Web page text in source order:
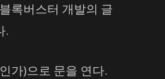
록버스터 개발의 글
.
가)으로 문을 연다.